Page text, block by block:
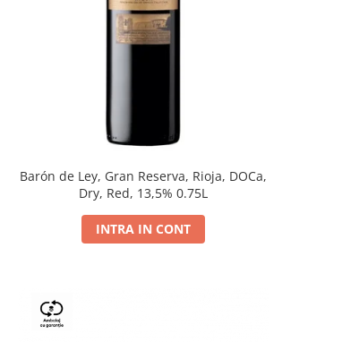
Barón de Ley, Gran Reserva, Rioja, DOCa,
Dry, Red, 13,5% 0.75L
INTRA IN CONT